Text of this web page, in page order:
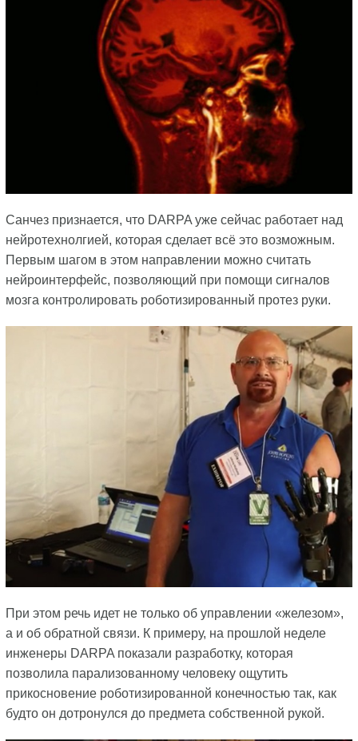
Санчез признается, что DARPA уже сейчас работает над
нейротехнолгией, которая сделает всё это возможным.
Первым шагом в этом направлении можно считать
нейроинтерфейс, позволяющий при помощи сигналов
мозга контролировать роботизированный протез руки.
При этом речь идет не только об управлении «железом»,
а и об обратной связи. К примеру, на прошлой неделе
инженеры DARPA показали разработку, которая
позволила парализованному человеку ощутить
прикосновение роботизированной конечностью так, как
будто он дотронулся до предмета собственной рукой.